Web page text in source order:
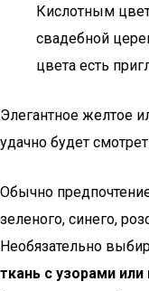
Кислотным
свадебной
цвета есть
Элегантное желтое
удачно будет
Обычно
зеленого, синего,
Необязательно
ткань с узорами